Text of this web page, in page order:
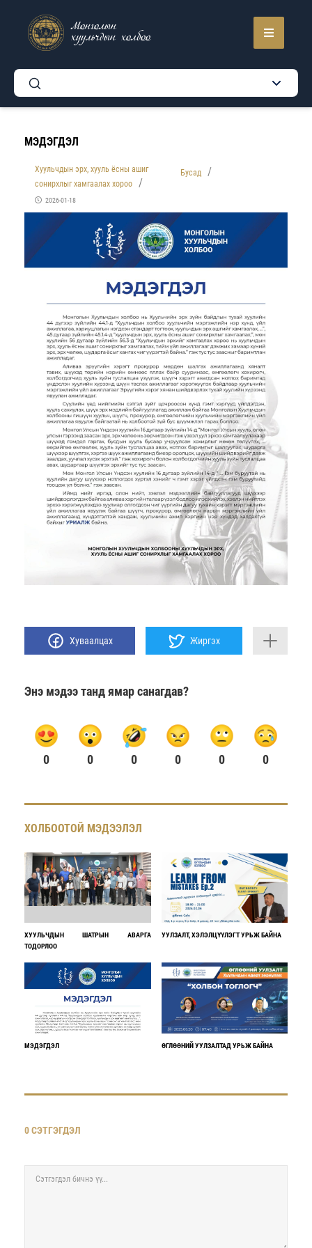
Монголын
хуульчдын холбоо
МЭДЭГДЭЛ
Хуульчдын эрх, хууль ёсны ашиг
сонирхлыг хамгаалах хороо
Бусад
2026-01-18
Хуваалцах Жиргэх
Энэ мэдээ танд ямар санагдав?
0 0 0 0 0 0
ХОЛБООТОЙ МЭДЭЭЛЭЛ
ХУУЛЬЧДЫН ШАТРЫН АВАРГА
ТОДОРЛОО
УУЛЗАЛТ, ХЭЛЭЛЦҮҮЛЭГТ УРЬЖ БАЙНА
МЭДЭГДЭЛ ӨГЛӨӨНИЙ УУЛЗАЛТАД УРЬЖ БАЙНА
0 СЭТГЭГДЭЛ